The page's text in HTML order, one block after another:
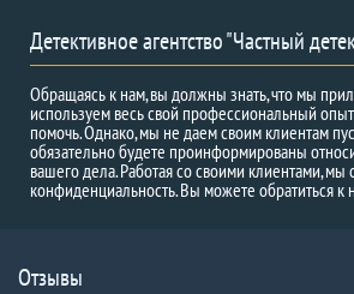
Детективное агентство "Частный
Обращаясь к нам, вы должны знать, что мы
используем весь свой профессиональный
помочь. Однако, мы не даем своим клиентам
обязательно будете проинформированы
вашего дела. Работая со своими клиентами,
конфиденциальность. Вы можете обратиться к
Отзывы